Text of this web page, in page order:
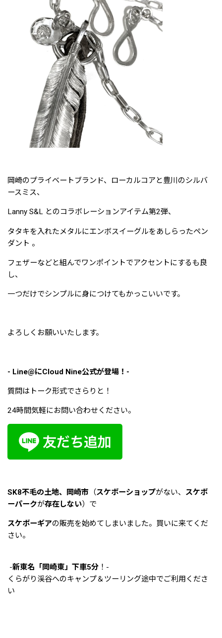
岡崎のプライベートブランド、ローカルコアと豊川のシルバ
ースミス、
Lanny S&L とのコラボレーションアイテム第2弾、
タタキを入れたメタルにエンボスイーグルをあしらったペン
ダント 。
フェザーなどと組んでワンポイントでアクセントにするも良
し、
一つだけでシンプルに身につけてもかっこいいです。
よろしくお願いいたします。
- Line@にCloud Nine公式が登場！-
質問はトーク形式でさらりと！
24時間気軽にお問い合わせください。
SK8不毛の土地、岡崎市 （スケボーショップがない、 スケボ
ーパークが存在しない）で
スケボーギアの販売を始めてしまいました。買いに来てくだ
さい。
-新東名「岡崎東」下車5分 ！-
くらがり渓谷へのキャンプ＆ツーリング途中でご利用くださ
い